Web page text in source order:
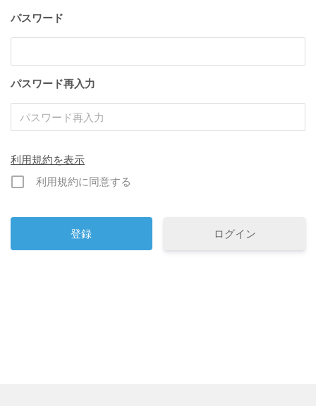
パスワード
パスワード再入力
利用規約を表示
利用規約に同意する
ログイン